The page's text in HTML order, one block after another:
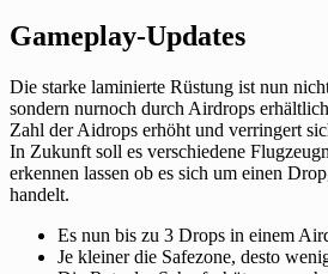
Gameplay-Updates
Die starke laminierte Rüstung ist nun
sondern nurnoch durch Airdrops
Zahl der Aidrops erhöht und verringert
In Zukunft soll es verschiedene
erkennen lassen ob es sich um einen
handelt.
Es nun bis zu 3 Drops in einem
Je kleiner die Safezone, desto